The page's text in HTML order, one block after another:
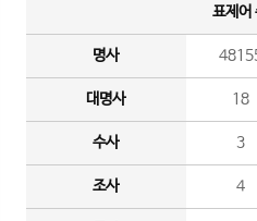
표제어
명사
대명사 18
수사 3
조사 4